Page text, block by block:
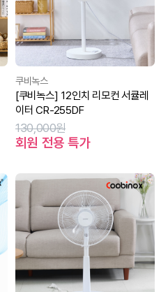
쿠비녹스
[쿠비녹스] 12인치 리모컨 서큘레
이터 CR-255DF
130,000원
회원 전용 특가